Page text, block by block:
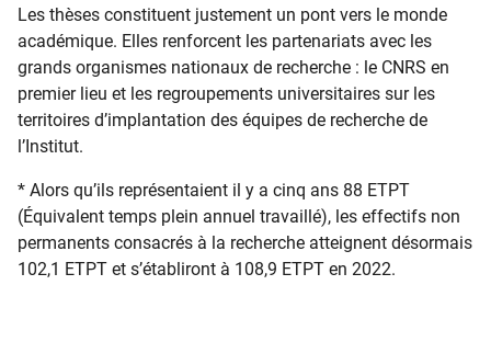
Les thèses constituent justement un pont vers le monde
académique. Elles renforcent les partenariats avec les
grands organismes nationaux de recherche : le CNRS en
premier lieu et les regroupements universitaires sur les
territoires d’implantation des équipes de recherche de
l’Institut.
* Alors qu’ils représentaient il y a cinq ans 88 ETPT
(Équivalent temps plein annuel travaillé), les effectifs non
permanents consacrés à la recherche atteignent désormais
102,1 ETPT et s’établiront à 108,9 ETPT en 2022.